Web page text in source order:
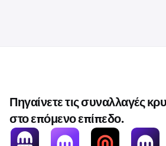
Πηγαίνετε τις συναλλαγές
στο επόμενο επίπεδο.